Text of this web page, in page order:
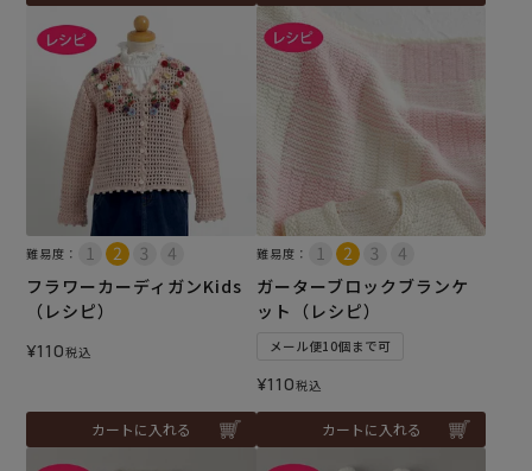
難易度：
フラワーカーディガンKids
（レシピ）
¥110税込
カートに入れる
難易度：
ガーターブロックブランケ
ット（レシピ）
メール便10個まで可
¥110税込
カートに入れる